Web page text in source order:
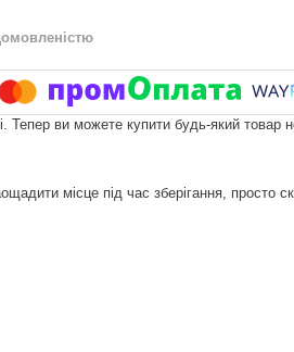
Тепер ви можете купити будь-який товар
місце під час зберігання, просто